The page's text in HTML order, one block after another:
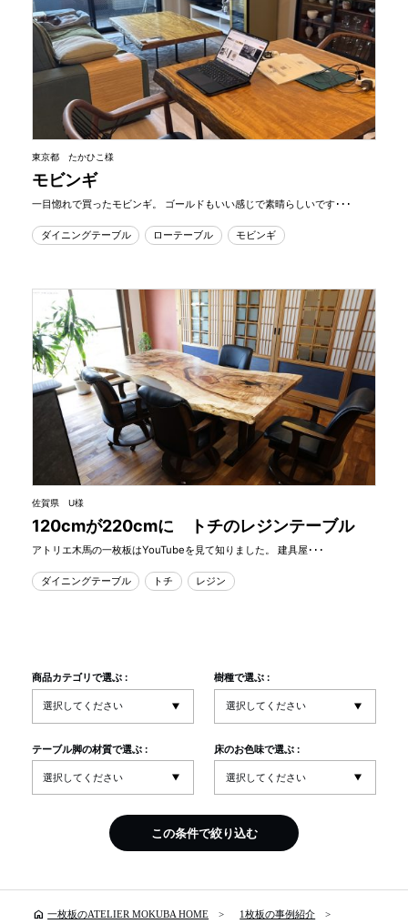
東京都 たかひこ様
モビンギ
一目惚れで買ったモビンギ。 ゴールドもいい感じで素晴らしいです･･･
ダイニングテーブル ローテーブル モビンギ
佐賀県 U様
120cmが220cmに トチのレジンテーブル
アトリエ木馬の一枚板はYouTubeを見て知りました。 建具屋･･･
ダイニングテーブル トチ レジン
商品カテゴリで選ぶ : 樹種で選ぶ :
テーブル脚の材質で選ぶ : 床のお色味で選ぶ :
この条件で絞り込む
home 一枚板のATELIER MOKUBA HOME 1枚板の事例紹介